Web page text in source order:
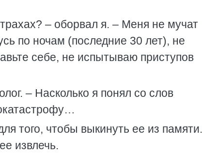
– оборвал я. – Меня не мучат
по ночам (последние 30 лет), не
себе, не испытываю приступов
– Насколько я понял со слов
того, чтобы выкинуть ее из памяти.
извлечь.